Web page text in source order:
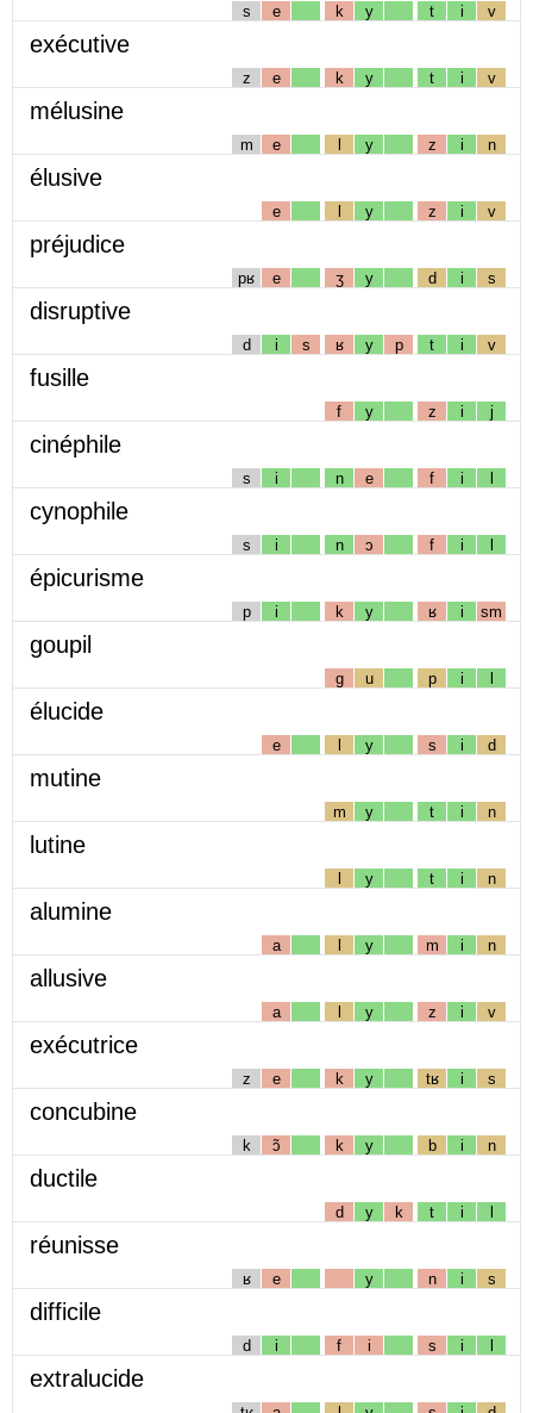
s e k y t i v
exécutive
z e k y t i v
mélusine
m e l y z i n
élusive
e l y z i v
préjudice
pʁ e ʒ y d i s
disruptive
d i s ʁ y p t i v
fusille
f y z i j
cinéphile
s i n e f i l
cynophile
s i n ɔ f i l
épicurisme
p i k y ʁ i sm
goupil
g u p i l
élucide
e l y s i d
mutine
m y t i n
lutine
l y t i n
alumine
a l y m i n
allusive
a l y z i v
exécutrice
z e k y tʁ i s
concubine
k ɔ̃ k y b i n
ductile
d y k t i l
réunisse
ʁ e y n i s
difficile
d i f i s i l
extralucide